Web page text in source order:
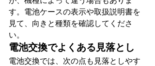
す。電池ケースの表示や取扱説明書を
見て、向きと種類を確認してくださ
い。
電池交換でよくある見落とし
電池交換では、次の点も見落としやす